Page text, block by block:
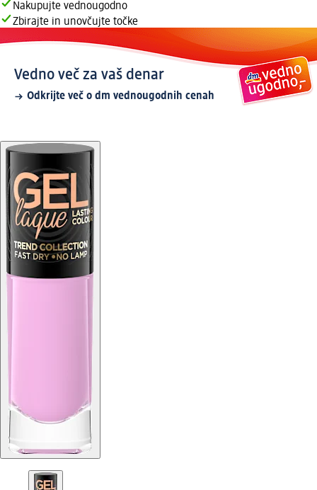
Nakupujte vednougodno
Zbirajte in unovčujte točke
Vedno več za vaš denar
Odkrijte več o dm vednougodnih cenah